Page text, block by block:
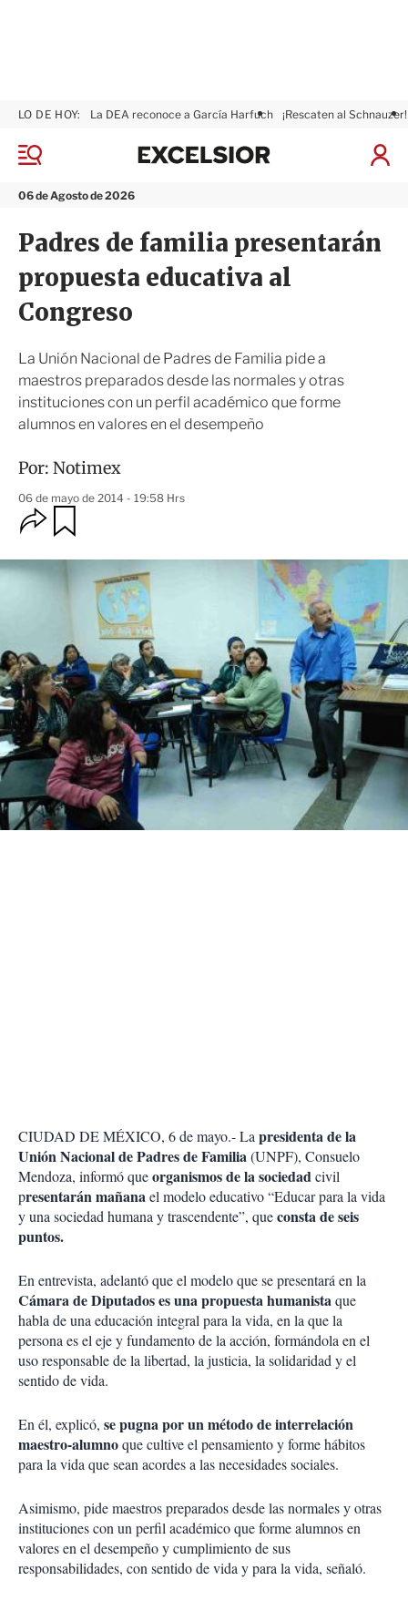
M
n
06 de Agosto de 2026
LO DE HOY: La DEA reconoce a García Harfuch ¡Rescaten al Schnauzer!
I
a
x
i
r
Padres de familia presentarán
propuesta educativa al
Congreso
La Unión Nacional de Padres de Familia pide a
maestros preparados desde las normales y otras
instituciones con un perfil académico que forme
alumnos en valores en el desempeño
Por: Notimex
06 de mayo de 2014 - 19:58 Hrs
O
p
i
o
e
c
o
m
p
a
r
t
i
r
r
CIUDAD DE MÉXICO, 6 de mayo.- Lapresidenta de la
Unión Nacional de Padres de Familia(UNPF), Consuelo
Mendoza, informó queorganismos de la sociedadcivil
presentarán mañanael modelo educativo “Educar para la vida
y una sociedad humana y trascendente”, queconsta de seis
puntos.
En entrevista, adelantó que el modelo que se presentará en la
Cámara de Diputados es una propuesta humanistaque
habla de una educación integral para la vida, en la que la
persona es el eje y fundamento de la acción, formándola en el
uso responsable de la libertad, la justicia, la solidaridad y el
sentido de vida.
En él, explicó, se pugna por un método de interrelación
maestro-alumnoque cultive el pensamiento y forme hábitos
para la vida que sean acordes a las necesidades sociales.
Asimismo, pide maestros preparados desde las normales y otras
instituciones con un perfil académico que forme alumnos en
valores en el desempeño y cumplimiento de sus
responsabilidades, con sentido de vida y para la vida, señaló.